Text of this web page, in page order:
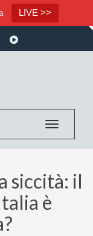
LIVE >>
Toggle
siccità: il
è